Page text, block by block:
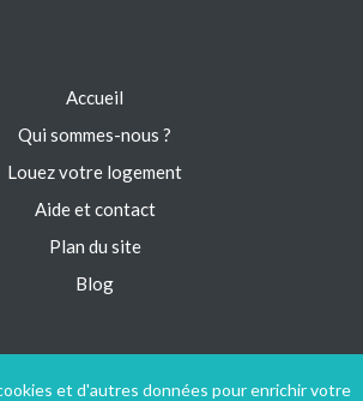
et d'autres données pour enrichir votre
Accueil
Qui sommes-nous ?
Louez votre logement
Aide et contact
Plan du site
Blog